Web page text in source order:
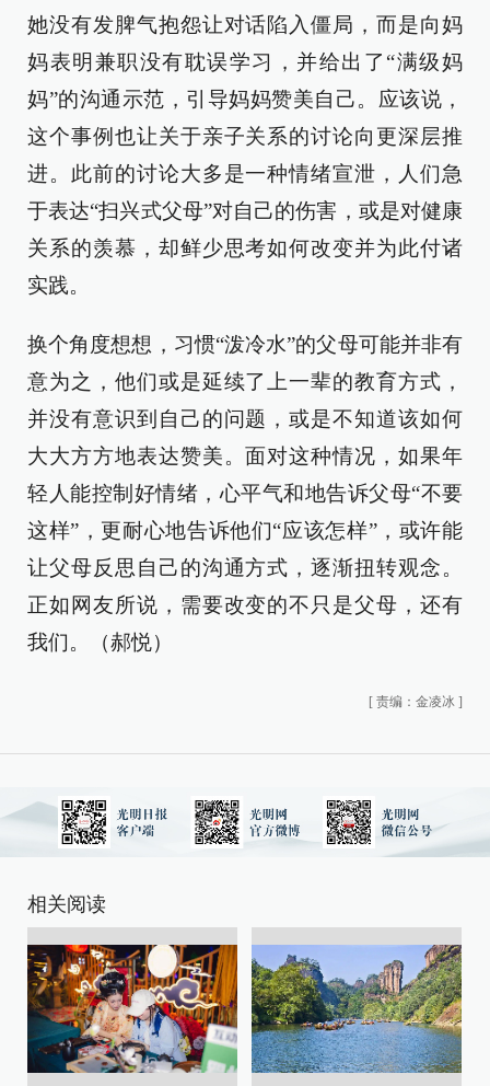
她没有发脾气抱怨让对话陷入僵局，而是向妈
妈表明兼职没有耽误学习，并给出了“满级妈
妈”的沟通示范，引导妈妈赞美自己。应该说，
这个事例也让关于亲子关系的讨论向更深层推
进。此前的讨论大多是一种情绪宣泄，人们急
于表达“扫兴式父母”对自己的伤害，或是对健康
关系的羡慕，却鲜少思考如何改变并为此付诸
实践。
换个角度想想，习惯“泼冷水”的父母可能并非有
意为之，他们或是延续了上一辈的教育方式，
并没有意识到自己的问题，或是不知道该如何
大大方方地表达赞美。面对这种情况，如果年
轻人能控制好情绪，心平气和地告诉父母“不要
这样”，更耐心地告诉他们“应该怎样”，或许能
让父母反思自己的沟通方式，逐渐扭转观念。
正如网友所说，需要改变的不只是父母，还有
我们。（郝悦）
[ 责编：金凌冰 ]
相关阅读